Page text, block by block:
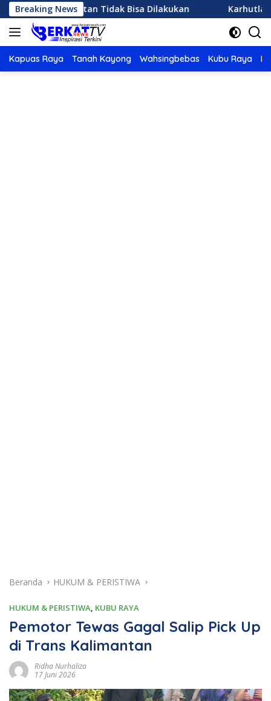
Langsung
ke
konten
Breaking News
Buatan Tidak Bisa Dilakukan Karhutla di Ketapang
Kapuas Raya Tanah Kayong Wahsingbebas Kubu Raya
Beranda HUKUM & PERISTIWA
HUKUM & PERISTIWA, KUBU RAYA
Pemotor Tewas Gagal Salip Pick Up
di Trans Kalimantan
Ridha Nurhaliza
17 Juni 2026